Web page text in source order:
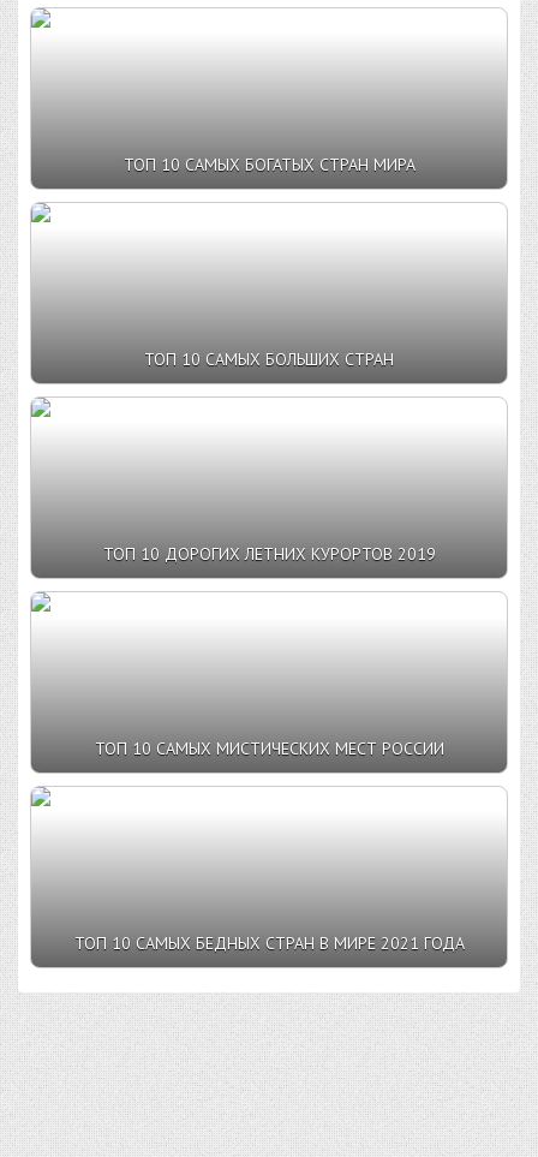
ТОП 10 САМЫХ БОГАТЫХ СТРАН МИРА
ТОП 10 САМЫХ БОЛЬШИХ СТРАН
ТОП 10 ДОРОГИХ ЛЕТНИХ КУРОРТОВ 2019
ТОП 10 САМЫХ МИСТИЧЕСКИХ МЕСТ РОССИИ
ТОП 10 САМЫХ БЕДНЫХ СТРАН В МИРЕ 2021 ГОДА